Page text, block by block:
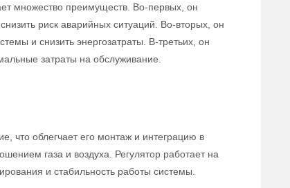
множество преимуществ. Во-первых, он
риск аварийных ситуаций. Во-вторых, он
и снизить энергозатраты. В-третьих, он
затраты на обслуживание.
что облегчает его монтаж и интеграцию в
газа и воздуха. Регулятор работает на
и стабильность работы системы.